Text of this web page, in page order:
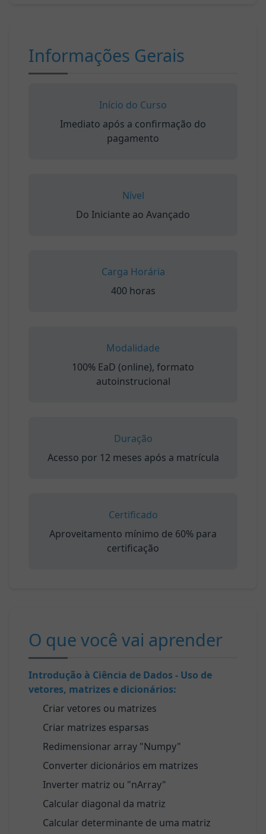
Informações Gerais
Início do Curso
Imediato após a confirmação do
pagamento
Nível
Do Iniciante ao Avançado
Carga Horária
400 horas
Modalidade
100% EaD (online), formato
autoinstrucional
Duração
Acesso por 12 meses após a matrícula
Certificado
Aproveitamento mínimo de 60% para
certificação
O que você vai aprender
Introdução à Ciência de Dados - Uso de
vetores, matrizes e dicionários:
Criar vetores ou matrizes
Criar matrizes esparsas
Redimensionar array "Numpy"
Converter dicionários em matrizes
Inverter matriz ou "nArray"
Calcular diagonal da matriz
Calcular determinante de uma matriz